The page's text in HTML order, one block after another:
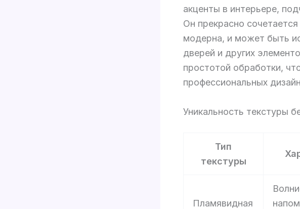
акценты в интерьере,
Он прекрасно
модерна, и может быть
дверей и других
простотой обработки,
профессиональных
Уникальность текстуры
Тип
текстуры
Пламявидная